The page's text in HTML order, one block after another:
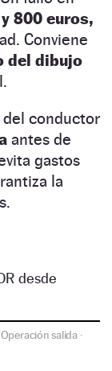
800 euros,
Conviene
del dibujo
del conductor
antes de
gastos
la
desde
Operación salida ·